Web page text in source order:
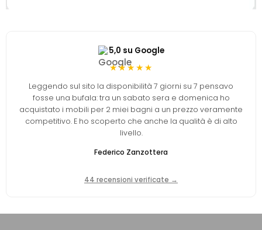
5,0 su Google
★★★★★
Leggendo sul sito la disponibilità 7 giorni su 7 pensavo
fosse una bufala: tra un sabato sera e domenica ho
acquistato i mobili per 2 miei bagni a un prezzo veramente
competitivo. E ho scoperto che anche la qualità è di alto
livello.
Federico Zanzottera
44 recensioni verificate →